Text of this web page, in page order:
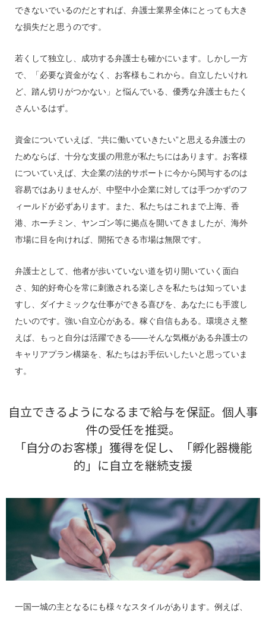
できないでいるのだとすれば、弁護士業界全体にとっても大き
な損失だと思うのです。
若くして独立し、成功する弁護士も確かにいます。しかし一方
で、「必要な資金がなく、お客様もこれから。自立したいけれ
ど、踏ん切りがつかない」と悩んでいる、優秀な弁護士もたく
さんいるはず。
資金についていえば、“共に働いていきたい”と思える弁護士の
ためならば、十分な支援の用意が私たちにはあります。お客様
についていえば、大企業の法的サポートに今から関与するのは
容易ではありませんが、中堅中小企業に対しては手つかずのフ
ィールドが必ずあります。また、私たちはこれまで上海、香
港、ホーチミン、ヤンゴン等に拠点を開いてきましたが、海外
市場に目を向ければ、開拓できる市場は無限です。
弁護士として、他者が歩いていない道を切り開いていく面白
さ、知的好奇心を常に刺激される楽しさを私たちは知っていま
すし、ダイナミックな仕事ができる喜びを、あなたにも手渡し
たいのです。強い自立心がある。稼ぐ自信もある。環境さえ整
えば、もっと自分は活躍できる――そんな気概がある弁護士の
キャリアプラン構築を、私たちはお手伝いしたいと思っていま
す。
自立できるようになるまで給与を保証。個人事
件の受任を推奨。
「自分のお客様」獲得を促し、「孵化器機能
的」に自立を継続支援
一国一城の主となるにも様々なスタイルがあります。例えば、